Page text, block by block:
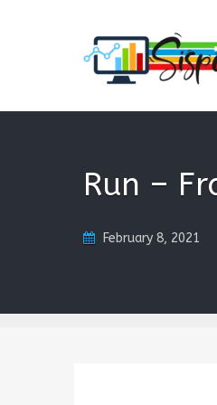
Sistem Informasi
Run –
February 8, 2021